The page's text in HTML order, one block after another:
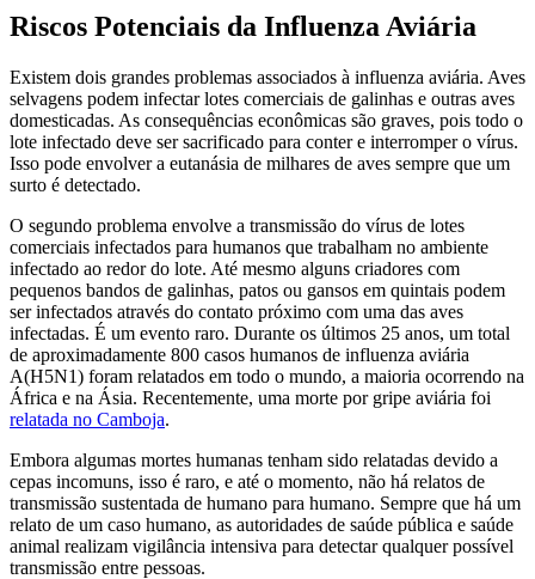
Riscos Potenciais da Influenza Aviária
Existem dois grandes problemas associados à influenza aviária. Aves
selvagens podem infectar lotes comerciais de galinhas e outras aves
domesticadas. As consequências econômicas são graves, pois todo o
lote infectado deve ser sacrificado para conter e interromper o vírus.
Isso pode envolver a eutanásia de milhares de aves sempre que um
surto é detectado.
O segundo problema envolve a transmissão do vírus de lotes
comerciais infectados para humanos que trabalham no ambiente
infectado ao redor do lote. Até mesmo alguns criadores com
pequenos bandos de galinhas, patos ou gansos em quintais podem
ser infectados através do contato próximo com uma das aves
infectadas. É um evento raro. Durante os últimos 25 anos, um total
de aproximadamente 800 casos humanos de influenza aviária
A(H5N1) foram relatados em todo o mundo, a maioria ocorrendo na
África e na Ásia. Recentemente, uma morte por gripe aviária foi
relatada no Camboja.
Embora algumas mortes humanas tenham sido relatadas devido a
cepas incomuns, isso é raro, e até o momento, não há relatos de
transmissão sustentada de humano para humano. Sempre que há um
relato de um caso humano, as autoridades de saúde pública e saúde
animal realizam vigilância intensiva para detectar qualquer possível
transmissão entre pessoas.